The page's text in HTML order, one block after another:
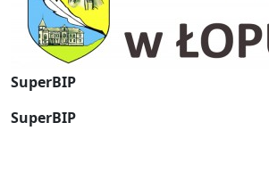
SuperBIP
SuperBIP